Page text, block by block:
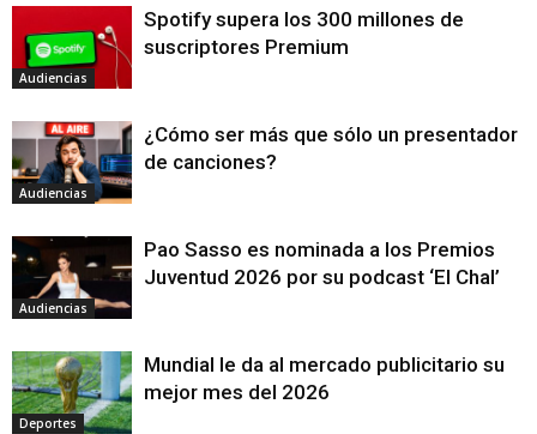
Audiencias
Spotify supera los 300 millones de
suscriptores Premium
Audiencias
¿Cómo ser más que sólo un presentador
de canciones?
Audiencias
Pao Sasso es nominada a los Premios
Juventud 2026 por su podcast ‘El Chal’
Deportes
Mundial le da al mercado publicitario su
mejor mes del 2026